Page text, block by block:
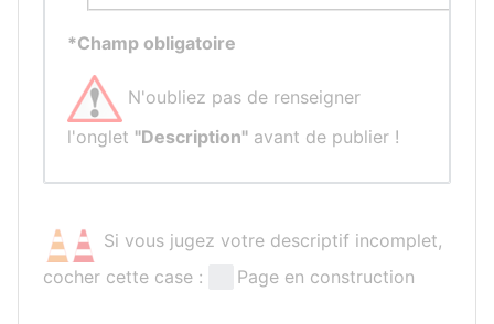
*Champ obligatoire
N'oubliez pas de renseigner
l'onglet "Description" avant de publier !
Si vous jugez votre descriptif incomplet,
cocher cette case :
Page en construction